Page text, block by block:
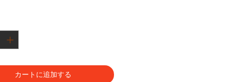
カートに追加する